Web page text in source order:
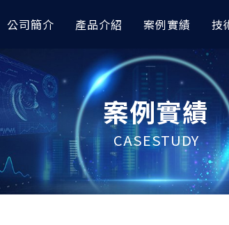
公司簡介 產品介紹
前後處理 高階非線
Radioss
AMDC材
HyperLife
ESAComp
案例實績
｜車輛與航太
預測輪圈應力』｜
預測EV水冷散熱器性能
析模型預測自行車前叉CAE
AI 數據分
以 AI 進行
以AI數據
以AI完成
技
會
技術亮點整理｜CAE與AI技
技術亮點整理｜Altair CAE
大會
技術專欄
AI 圖像智
如何讓
OptiStruct
如何在多
利用『模擬
型難題？
無人機結
案例實績
CASESTUDY